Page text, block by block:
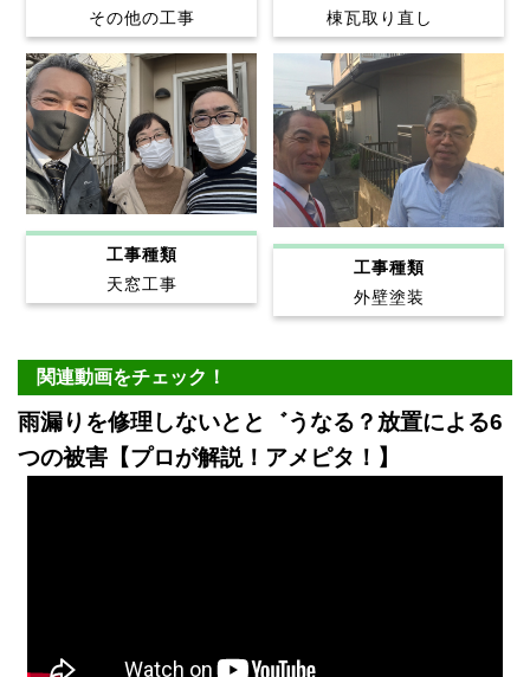
その他の工事
棟瓦取り直し
工事種類
天窓工事
工事種類
外壁塗装
関連動画をチェック！
雨漏りを修理しないとと゛うなる？放置による6
つの被害【プロが解説！アメピタ！】